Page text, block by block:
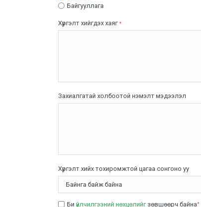
Байгууллага
Хүргэлт хийгдэх хаяг *
Захиалгатай холбоотой нэмэлт мэдээлэл
Хүргэлт хийх тохиромжтой цагаа сонгоно уу
Би үйлчилгээний нөхцөлийг зөвшөөрч байна*